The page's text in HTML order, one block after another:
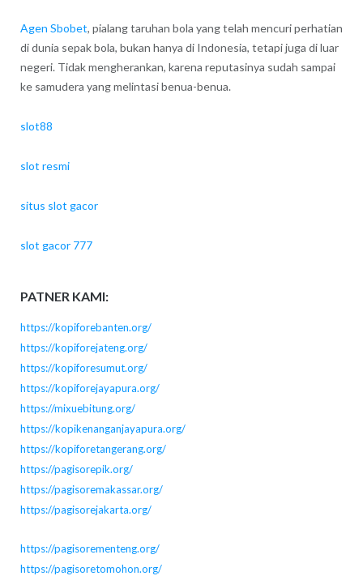
Agen Sbobet, pialang taruhan bola yang telah mencuri perhatian
di dunia sepak bola, bukan hanya di Indonesia, tetapi juga di luar
negeri. Tidak mengherankan, karena reputasinya sudah sampai
ke samudera yang melintasi benua-benua.
slot88
slot resmi
situs slot gacor
slot gacor 777
PATNER KAMI:
https://kopiforebanten.org/
https://kopiforejateng.org/
https://kopiforesumut.org/
https://kopiforejayapura.org/
https://mixuebitung.org/
https://kopikenanganjayapura.org/
https://kopiforetangerang.org/
https://pagisorepik.org/
https://pagisoremakassar.org/
https://pagisorejakarta.org/
https://pagisorementeng.org/
https://pagisoretomohon.org/